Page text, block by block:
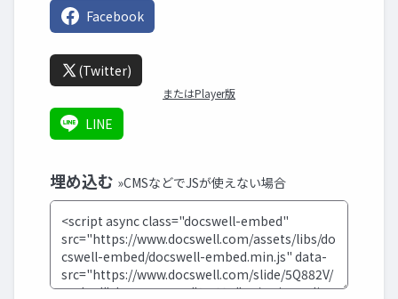
Facebook
(Twitter)
またはPlayer版
LINE
埋め込む »CMSなどでJSが使えない場合